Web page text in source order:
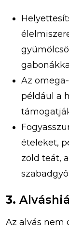
Az
például a
ételeket,
zöld teát,
3.
Az alvás nem